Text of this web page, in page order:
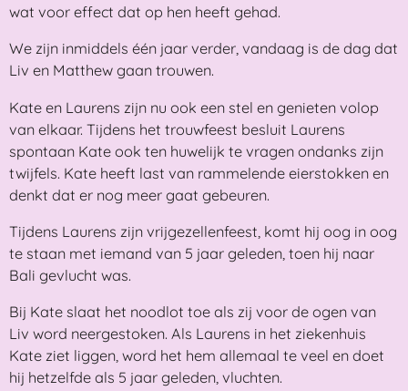
wat voor effect dat op hen heeft gehad.
We zijn inmiddels één jaar verder, vandaag is de dag dat
Liv en Matthew gaan trouwen.
Kate en Laurens zijn nu ook een stel en genieten volop
van elkaar. Tijdens het trouwfeest besluit Laurens
spontaan Kate ook ten huwelijk te vragen ondanks zijn
twijfels. Kate heeft last van rammelende eierstokken en
denkt dat er nog meer gaat gebeuren.
Tijdens Laurens zijn vrijgezellenfeest, komt hij oog in oog
te staan met iemand van 5 jaar geleden, toen hij naar
Bali gevlucht was.
Bij Kate slaat het noodlot toe als zij voor de ogen van
Liv word neergestoken. Als Laurens in het ziekenhuis
Kate ziet liggen, word het hem allemaal te veel en doet
hij hetzelfde als 5 jaar geleden, vluchten.